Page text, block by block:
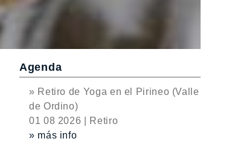
Agenda
» Retiro de Yoga en el Pirineo (Valle
de Ordino)
01 08 2026 | Retiro
» más info